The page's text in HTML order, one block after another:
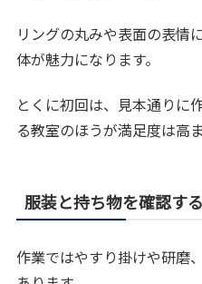
リングの丸みや表面の表情
体が魅力になります。
とくに初回は、見本通りに
る教室のほうが満足度は高
服装と持ち物を確認する
作業ではやすり掛けや研磨